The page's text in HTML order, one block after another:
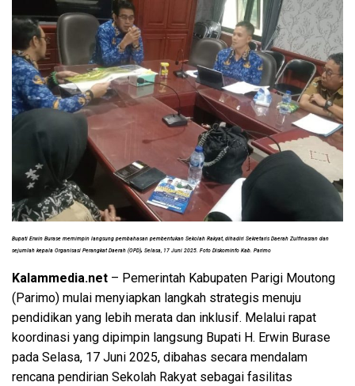
Bupati Erwin Burase memimpin langsung pembahasan pembentukan Sekolah Rakyat, dihadiri Sekretaris Daerah Zulfinasran dan
sejumlah kepala Organisasi Perangkat Daerah (OPD) Selasa, 17 Juni 2025. Foto Diskominfo Kab. Parimo
Kalammedia.net – Pemerintah Kabupaten Parigi Moutong
(Parimo) mulai menyiapkan langkah strategis menuju
pendidikan yang lebih merata dan inklusif. Melalui rapat
koordinasi yang dipimpin langsung Bupati H. Erwin Burase
pada Selasa, 17 Juni 2025, dibahas secara mendalam
rencana pendirian Sekolah Rakyat sebagai fasilitas